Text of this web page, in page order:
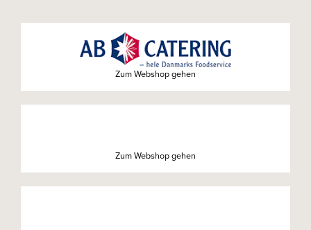
Zum Webshop gehen
Zum Webshop gehen